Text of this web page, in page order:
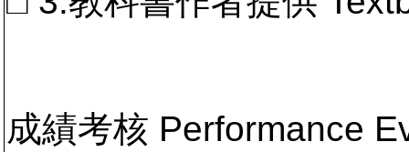
成績考核 Performance